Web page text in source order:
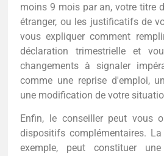
moins 9 mois par an, votre titre
étranger, ou les justificatifs de
vous expliquer comment
déclaration trimestrielle et
changements à signaler
comme une reprise d'emploi,
une modification de votre
Enfin, le conseiller peut vous
dispositifs complémentaires.
exemple, peut constituer